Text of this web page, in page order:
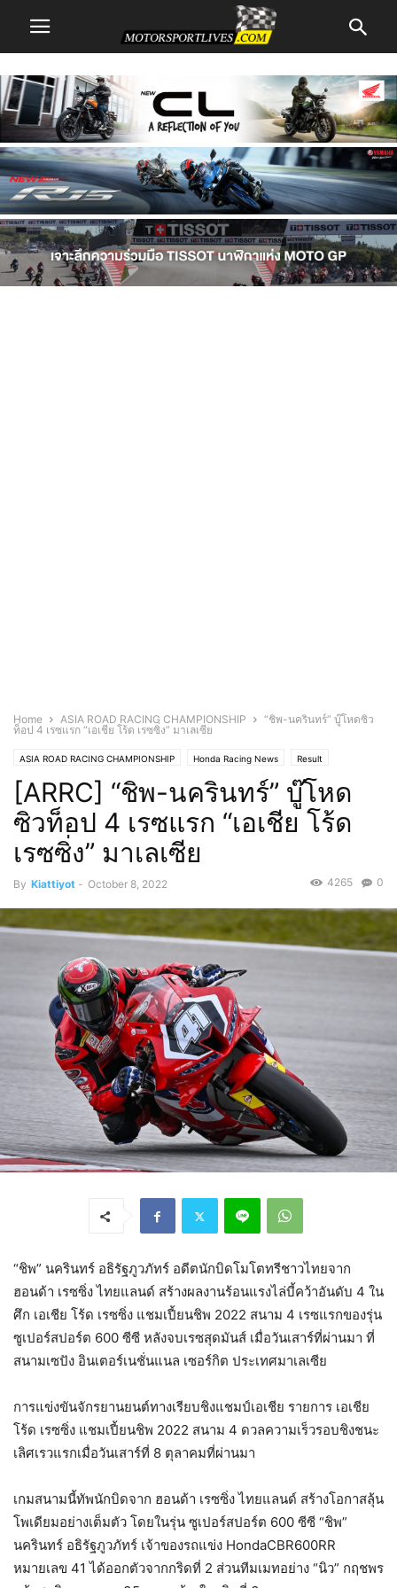
Home ASIA ROAD RACING CHAMPIONSHIP
“ชิพ-นครินทร์” บู๊โหดซิว
ท็อป 4 เรซแรก “เอเชีย โร้ด เรซซิ่ง” มาเลเซีย
ASIA ROAD RACING CHAMPIONSHIP Honda Racing News Result
Thai & Asia
[ARRC] “ชิพ-นครินทร์” บู๊โหด
ซิวท็อป 4 เรซแรก “เอเชีย โร้ด
เรซซิ่ง” มาเลเซีย
By Kiattiyot - October 8, 2022 0
4265
“ชิพ” นครินทร์ อธิรัฐภูวภัทร์ อดีตนักบิดโมโตทรีชาวไทยจาก
ฮอนด้า เรซซิ่ง ไทยแลนด์ สร้างผลงานร้อนแรงไล่บี้คว้าอันดับ 4 ใน
ศึก เอเชีย โร้ด เรซซิ่ง แชมเปี้ยนชิพ 2022 สนาม 4 เรซแรกของรุ่น
ซูเปอร์สปอร์ต 600 ซีซี หลังจบเรซสุดมันส์ เมื่อวันเสาร์ที่ผ่านมา ที่
สนามเซปัง อินเตอร์เนชั่นแนล เซอร์กิต ประเทศมาเลเซีย
การแข่งขันจักรยานยนต์ทางเรียบชิงแชมป์เอเชีย รายการ เอเชีย
โร้ด เรซซิ่ง แชมเปี้ยนชิพ 2022 สนาม 4 ดวลความเร็วรอบชิงชนะ
เลิศเรวแรกเมื่อวันเสาร์ที่ 8 ตุลาคมที่ผ่านมา
เกมสนามนี้ทัพนักบิดจาก ฮอนด้า เรซซิ่ง ไทยแลนด์ สร้างโอกาสลุ้น
โพเดียมอย่างเต็มตัว โดยในรุ่น ซูเปอร์สปอร์ต 600 ซีซี “ชิพ”
นครินทร์ อธิรัฐภูวภัทร์ เจ้าของรถแข่ง HondaCBR600RR
หมายเลข 41 ได้ออกตัวจากกริดที่ 2 ส่วนทีมเมทอย่าง “นิว” กฤชพร